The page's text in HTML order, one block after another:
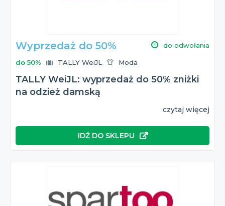
Wyprzedaż do 50% do odwołania
do 50% TALLY WeiJL Moda
TALLY WeiJL: wyprzedaż do 50% zniżki
na odzież damską
czytaj więcej
IDŹ DO SKLEPU